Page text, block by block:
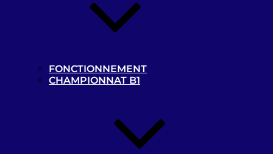
FONCTIONNEMENT
CHAMPIONNAT B1
Championnats de France de cécifoot 2023/2024 :
La billetterie des Jeux Paralympiques de Paris